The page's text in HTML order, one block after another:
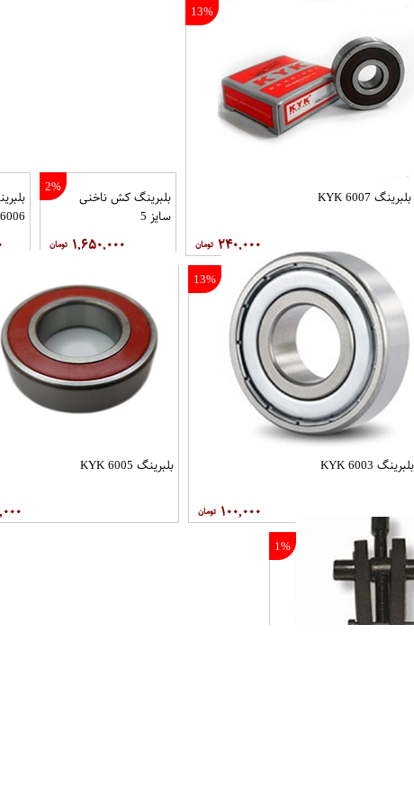
13%
بلبرینگ 6007 KYK
۲۴۰,۰۰۰
2%
بلبرینگ کش ناخنی
سایز 5
۱,۶۵۰,۰۰۰
6006 KYK
13%
بلبرینگ 6003 KYK
۱۰۰,۰۰۰
بلبرینگ 6005 KYK
1%